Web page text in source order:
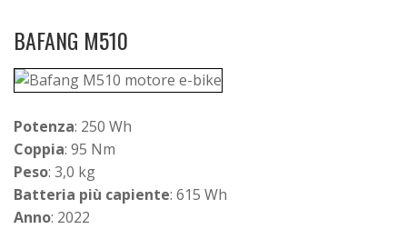
BAFANG M510
Potenza: 250 Wh
Coppia: 95 Nm
Peso: 3,0 kg
Batteria più capiente: 615 Wh
Anno: 2022